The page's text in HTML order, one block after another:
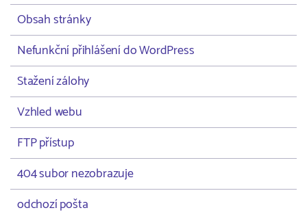
Obsah stránky
Nefunkční přihlášení do WordPress
Stažení zálohy
Vzhled webu
FTP přístup
404 subor nezobrazuje
odchozí pošta